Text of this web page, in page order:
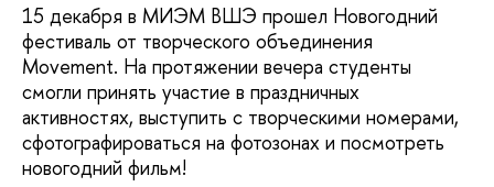
15 декабря в МИЭМ ВШЭ прошел Новогодний
фестиваль от творческого объединения
Movement. На протяжении вечера студенты
смогли принять участие в праздничных
активностях, выступить с творческими номерами,
сфотографироваться на фотозонах и посмотреть
новогодний фильм!